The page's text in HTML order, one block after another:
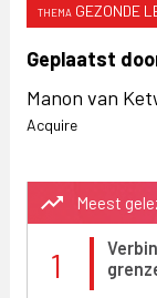
GEZONDE
Geplaatst
Manon van
Acquire
trending_up Meest
1